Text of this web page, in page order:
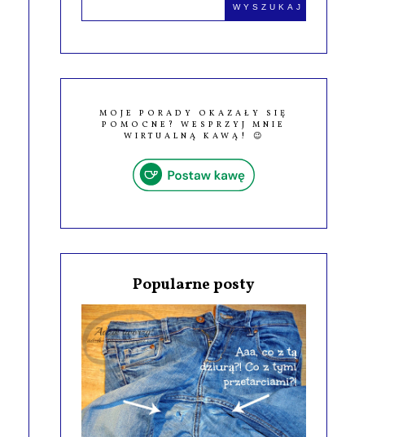
MOJE PORADY OKAZAŁY SIĘ
POMOCNE? WESPRZYJ MNIE
WIRTUALNĄ KAWĄ! 😉
Popularne posty